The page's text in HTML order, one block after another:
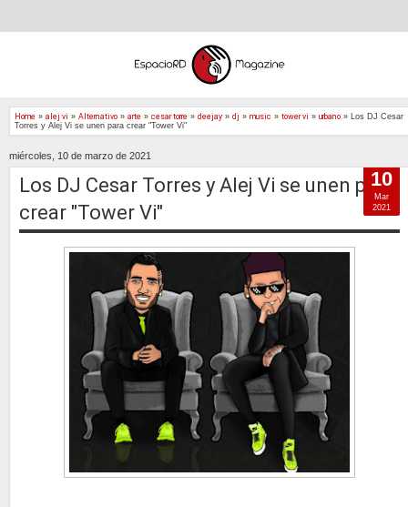
Home » alej vi » Alternativo » arte » cesar torre » deejay » dj » music » tower vi » urbano »
Los DJ Cesar
Torres y Alej Vi se unen para crear "Tower Vi"
miércoles, 10 de marzo de 2021
Los DJ Cesar Torres y Alej Vi se unen para
crear "Tower Vi"
10
Mar
2021